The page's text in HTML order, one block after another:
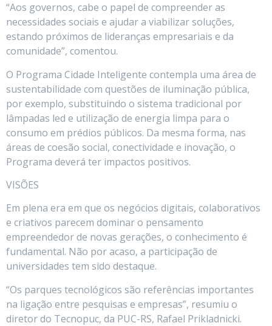
“Aos governos, cabe o papel de compreender as
necessidades sociais e ajudar a viabilizar soluções,
estando próximos de lideranças empresariais e da
comunidade”, comentou.
O Programa Cidade Inteligente contempla uma área de
sustentabilidade com questões de iluminação pública,
por exemplo, substituindo o sistema tradicional por
lâmpadas led e utilização de energia limpa para o
consumo em prédios públicos. Da mesma forma, nas
áreas de coesão social, conectividade e inovação, o
Programa deverá ter impactos positivos.
VISÕES
Em plena era em que os negócios digitais, colaborativos
e criativos parecem dominar o pensamento
empreendedor de novas gerações, o conhecimento é
fundamental. Não por acaso, a participação de
universidades tem sido destaque.
“Os parques tecnológicos são referências importantes
na ligação entre pesquisas e empresas”, resumiu o
diretor do Tecnopuc, da PUC-RS, Rafael Prikladnicki.